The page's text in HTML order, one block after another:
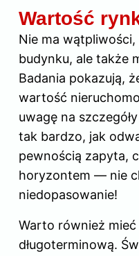
Wartość
Nie ma
budynku, ale także
Badania pokazują,
wartość
uwagę na
tak bardzo, jak
pewnością zapyta,
horyzontem — nie
niedopasowanie!
Warto również
długoterminową.